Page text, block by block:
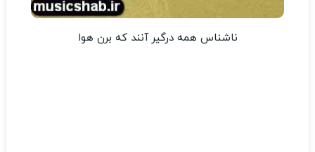
ناشناس همه درگیر آنند که برن هوا